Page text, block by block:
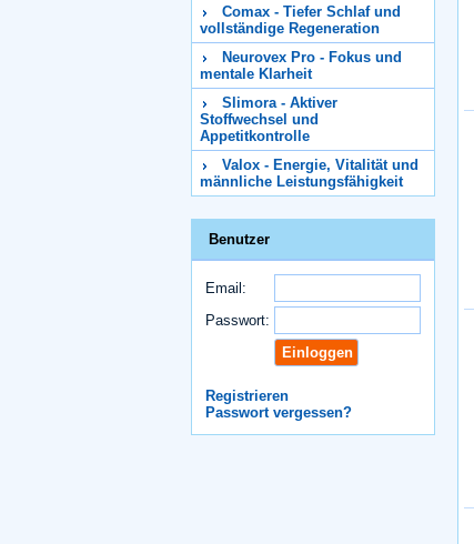
Comax - Tiefer Schlaf und
vollständige Regeneration
Neurovex Pro - Fokus und
mentale Klarheit
Slimora - Aktiver
Stoffwechsel und
Appetitkontrolle
Valox - Energie, Vitalität und
männliche Leistungsfähigkeit
Benutzer
Email:
Passwort:
Registrieren
Passwort vergessen?